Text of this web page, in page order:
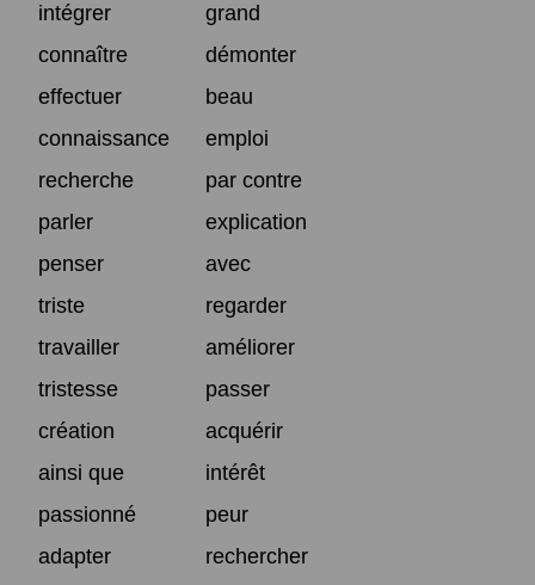
intégrer
grand
connaître
démonter
effectuer
beau
connaissance
emploi
recherche
par contre
parler
explication
penser
avec
triste
regarder
travailler
améliorer
tristesse
passer
création
acquérir
ainsi que
intérêt
passionné
peur
adapter
rechercher